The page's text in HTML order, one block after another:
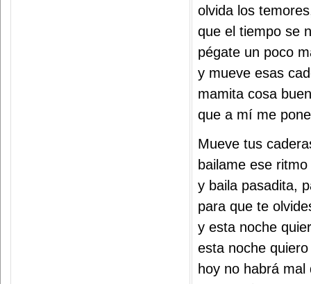
olvida los
que el tiempo se
pégate un poco
y mueve esas
mamita cosa
que a mí me
Mueve tus
bailame ese
y baila pasadita,
para que te
y esta noche
esta noche
hoy no habrá